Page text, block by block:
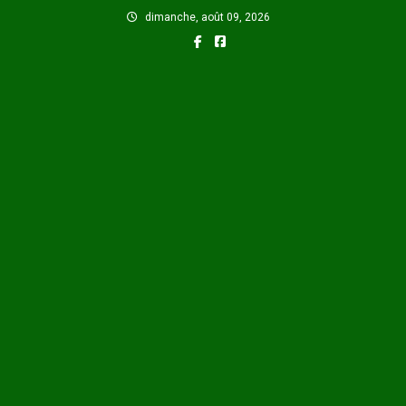
dimanche, août 09, 2026